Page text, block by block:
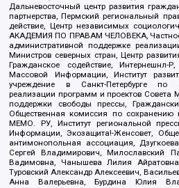
Дальневосточный центр развития
партнерства, Пермский региональный
действие, Центр независимых
АКАДЕМИЯ ПО ПРАВАМ ЧЕЛОВЕКА, Частное
административной поддержке
Министров северных стран, Центр
Гражданское содействие,
Массовой Информации, Институт
учреждение в Санкт-Петербурге по
реализации программ и проектов Совета
поддержки свободы прессы,
Общественная комиссия по сохранению
МЕМО. РУ, Институт региональной
Информации, Экозащита!-Женсовет,
антимонопольная ассоциация,
Сергей Владимирович, Милославский
Вадимовна, Чанышева Лилия
Туровский Александр Алексеевич,
Анна Валерьевна, Бурдина Юлия